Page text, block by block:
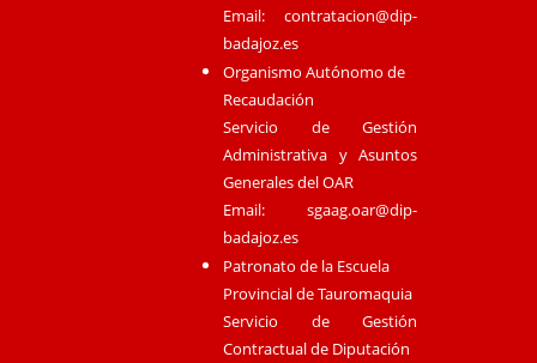
Email:contratacion@dip-
badajoz.es
Organismo Autónomo de
Recaudación
Servicio de Gestión
Administrativa y Asuntos
Generales del OAR
Email:sgaag.oar@dip-
badajoz.es
Patronato de la Escuela
Provincial de Tauromaquia
Servicio de Gestión
Contractual de Diputación